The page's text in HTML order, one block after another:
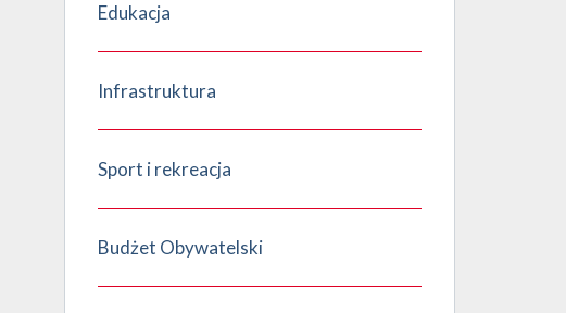
Edukacja
Infrastruktura
Sport i rekreacja
Budżet Obywatelski